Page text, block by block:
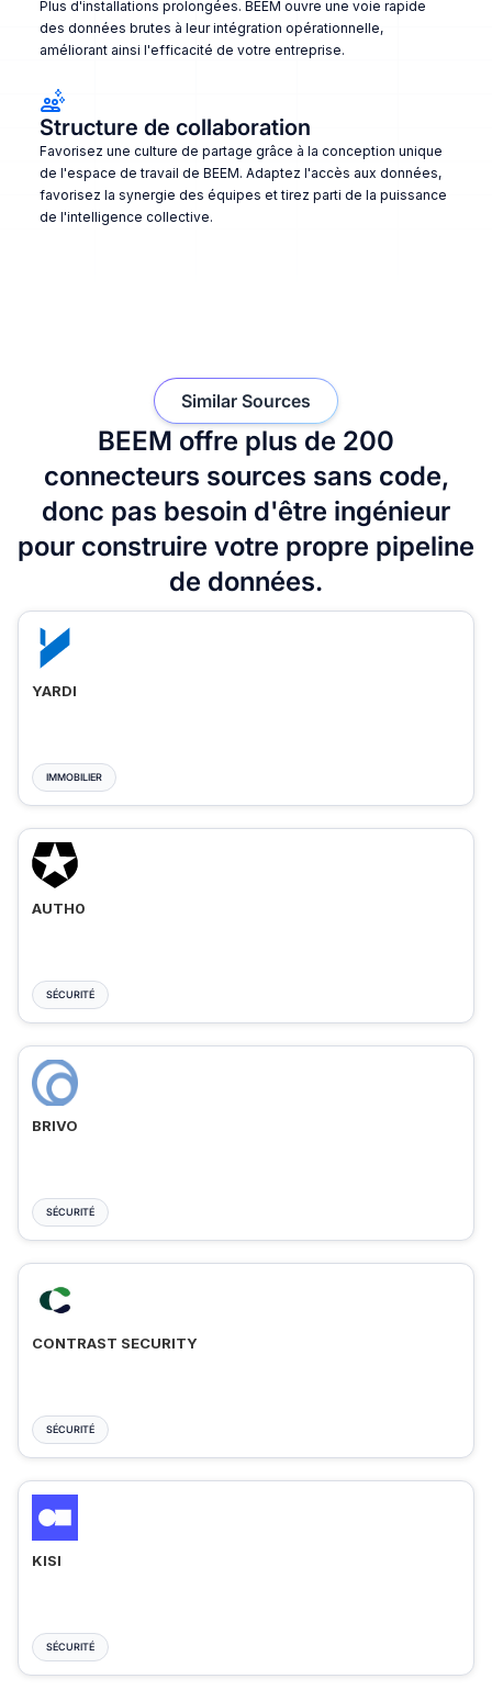
Plus d'installations prolongées. BEEM ouvre une voie rapide
des données brutes à leur intégration opérationnelle,
améliorant ainsi l'efficacité de votre entreprise.
Structure de collaboration
Favorisez une culture de partage grâce à la conception unique
de l'espace de travail de BEEM. Adaptez l'accès aux données,
favorisez la synergie des équipes et tirez parti de la puissance
de l'intelligence collective.
BEEM offre plus de 200
connecteurs sources sans code,
donc pas besoin d'être ingénieur
pour construire votre propre pipeline
de données.
Similar Sources
YARDI
IMMOBILIER
AUTH0
SÉCURITÉ
BRIVO
SÉCURITÉ
CONTRAST SECURITY
SÉCURITÉ
KISI
SÉCURITÉ